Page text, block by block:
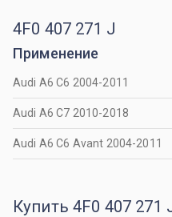
4F0 407 271 J
Применение
Audi A6 C6 2004-2011
Audi A6 C7 2010-2018
Audi A6 C6 Avant 2004-2011
Купить 4F0 407 271